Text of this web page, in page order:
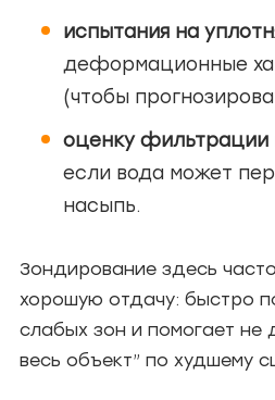
испытания на
деформационные
(чтобы
оценку фильтрации
если вода может
насыпь.
Зондирование здесь
хорошую отдачу: быстро
слабых зон и помогает не
весь объект” по худшему